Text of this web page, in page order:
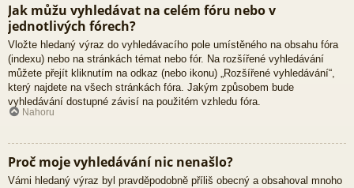
Jak můžu vyhledávat na celém fóru nebo v
jednotlivých fórech?
Vložte hledaný výraz do vyhledávacího pole umístěného na obsahu fóra
(indexu) nebo na stránkách témat nebo fór. Na rozšířené vyhledávání
můžete přejít kliknutím na odkaz (nebo ikonu) „Rozšířené vyhledávání“,
který najdete na všech stránkách fóra. Jakým způsobem bude
vyhledávání dostupné závisí na použitém vzhledu fóra.
Nahoru
Proč moje vyhledávání nic nenašlo?
Vámi hledaný výraz byl pravděpodobně příliš obecný a obsahoval mnoho